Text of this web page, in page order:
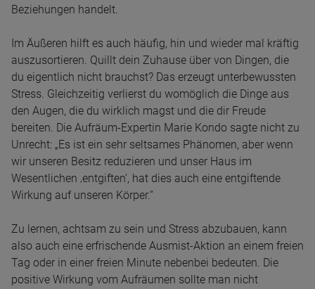
Beziehungen handelt.
Im Äußeren hilft es auch häufig, hin und wieder mal kräftig
auszusortieren. Quillt dein Zuhause über von Dingen, die
du eigentlich nicht brauchst? Das erzeugt unterbewussten
Stress. Gleichzeitig verlierst du womöglich die Dinge aus
den Augen, die du wirklich magst und die dir Freude
bereiten. Die Aufräum-Expertin Marie Kondo sagte nicht zu
Unrecht: „Es ist ein sehr seltsames Phänomen, aber wenn
wir unseren Besitz reduzieren und unser Haus im
Wesentlichen ‚entgiften‘, hat dies auch eine entgiftende
Wirkung auf unseren Körper.“
Zu lernen, achtsam zu sein und Stress abzubauen, kann
also auch eine erfrischende Ausmist-Aktion an einem freien
Tag oder in einer freien Minute nebenbei bedeuten. Die
positive Wirkung vom Aufräumen sollte man nicht